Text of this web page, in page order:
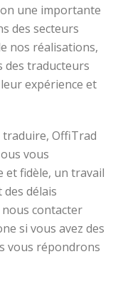
une importante
des secteurs
nos réalisations,
des traducteurs
expérience et
traduire, OffiTrad
vous
et fidèle, un travail
délais
nous contacter
si vous avez des
vous répondrons